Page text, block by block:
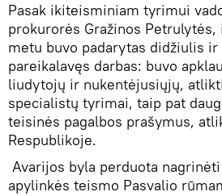
Pasak ikiteisminiam tyrimui
prokurorės Gražinos
metu buvo padarytas didžiulis ir
pareikalavęs darbas: buvo
liudytojų ir nukentėjusiųjų,
specialistų tyrimai, taip pat
teisinės pagalbos prašymus,
Respublikoje.
Avarijos byla perduota
apylinkės teismo Pasvalio